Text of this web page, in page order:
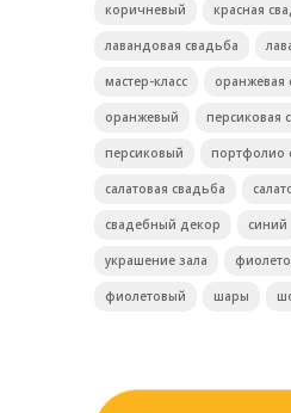
коричневый красная
лавандовая свадьба
мастер-класс оранжевая
оранжевый персиковая
персиковый портфолио
салатовая свадьба
свадебный декор синий
украшение зала
фиолетовый шары